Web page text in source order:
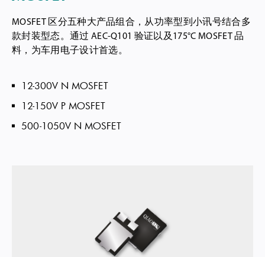
MOSFET 区分五种大产品组合，从功率型到小讯号结合多
款封装型态。通过 AEC-Q101 验证以及175°C MOSFET 品
料，为车用电子设计首选。
12-300V N MOSFET
12-150V P MOSFET
500-1050V N MOSFET